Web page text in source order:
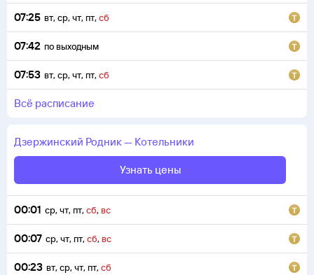
07:25 вт, ср, чт, пт, сб
07:42 по выходным
07:53 вт, ср, чт, пт, сб
всё расписание
Дзержинский Родник— Котельники
Узнать цены
00:01 ср, чт, пт, сб, вс
00:07 ср, чт, пт, сб, вс
00:23 вт, ср, чт, пт, сб